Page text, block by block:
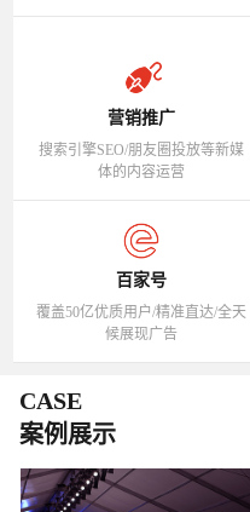
营销推广
搜索引擎SEO/朋友圈投放等新媒
体的内容运营
百家号
覆盖50亿优质用户/精准直达/全天
候展现广告
CASE
案例展示